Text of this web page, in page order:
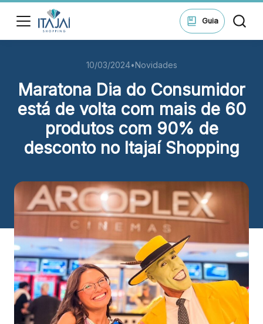
Guia
Seg - Sáb 10h às 22h
Dom 14h às 20h
Alimentação e Lazer
Seg - Sáb 10h às 22h
Dom 11h às 22h
Seg - Dom A partir das 14h
ENDEREÇO
Rua Samuel Heusi, 234 Centro – Itajaí/SC CEP:
88.301-320
Ver local
Chamar Uber
10/03/2024•Novidades
Maratona Dia do Consumidor
está de volta com mais de 60
produtos com 90% de
desconto no Itajaí Shopping